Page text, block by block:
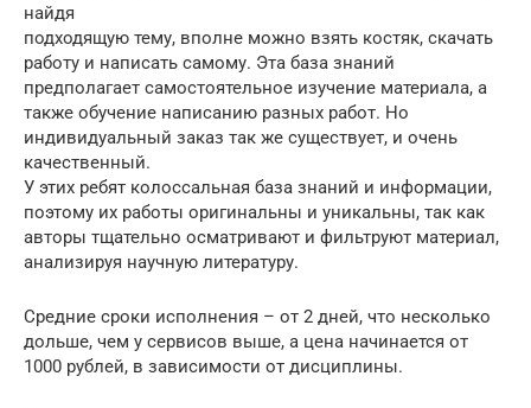
найдя
подходящую тему, вполне можно взять костяк, скачать
работу и написать самому. Эта база знаний
предполагает самостоятельное изучение материала, а
также обучение написанию разных работ. Но
индивидуальный заказ так же существует, и очень
качественный.
У этих ребят колоссальная база знаний и информации,
поэтому их работы оригинальны и уникальны, так как
авторы тщательно осматривают и фильтруют материал,
анализируя научную литературу.
Средние сроки исполнения – от 2 дней, что несколько
дольше, чем у сервисов выше, а цена начинается от
1000 рублей, в зависимости от дисциплины.